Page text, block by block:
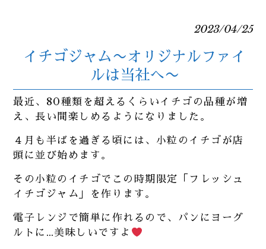
2023/04/25
イチゴジャム〜オリジナルファイ
ルは当社へ〜
最近、80種類を超えるくらいイチゴの品種が増
え、長い間楽しめるようになりました。
４月も半ばを過ぎる頃には、小粒のイチゴが店
頭に並び始めます。
その小粒のイチゴでこの時期限定「フレッシュ
イチゴジャム」を作ります。
電子レンジで簡単に作れるので、パンにヨーグ
ルトに…美味しいですよ